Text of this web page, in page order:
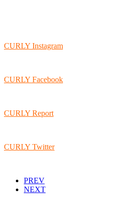
CURLY Instagram
CURLY Facebook
CURLY Report
CURLY Twitter
PREV
NEXT